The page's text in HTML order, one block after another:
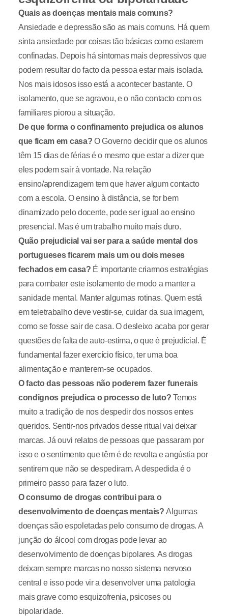
Quais as doenças mentais mais comuns?
Ansiedade e depressão são as mais comuns. Há quem
sinta ansiedade por coisas tão básicas como estarem
confinadas. Depois há sintomas mais depressivos que
podem resultar do facto da pessoa estar mais isolada.
Nos mais idosos isso está a acontecer bastante. O
isolamento, que se agravou, e o não contacto com os
familiares piorou a situação.
De que forma o confinamento prejudica os alunos
que ficam em casa? O Governo decidir que os alunos
têm 15 dias de férias é o mesmo que estar a dizer que
eles podem sair à vontade. Na relação
ensino/aprendizagem tem que haver algum contacto
com a escola. O ensino à distância, se for bem
dinamizado pelo docente, pode ser igual ao ensino
presencial. Mas é um trabalho muito mais duro.
Quão prejudicial vai ser para a saúde mental dos
portugueses ficarem mais um ou dois meses
fechados em casa? É importante criarmos estratégias
para combater este isolamento de modo a manter a
sanidade mental. Manter algumas rotinas. Quem está
em teletrabalho deve vestir-se, cuidar da sua imagem,
como se fosse sair de casa. O desleixo acaba por gerar
questões de falta de auto-estima, o que é prejudicial. É
fundamental fazer exercício físico, ter uma boa
alimentação e manterem-se ocupados.
O facto das pessoas não poderem fazer funerais
condignos prejudica o processo de luto?Temos
muito a tradição de nos despedir dos nossos entes
queridos. Sentir-nos privados desse ritual vai deixar
marcas. Já ouvi relatos de pessoas que passaram por
isso e o sentimento que têm é de revolta e angústia por
sentirem que não se despediram. A despedida é o
primeiro passo para fazer o luto.
O consumo de drogas contribui para o
desenvolvimento de doenças mentais?Algumas
doenças são espoletadas pelo consumo de drogas. A
junção do álcool com drogas pode levar ao
desenvolvimento de doenças bipolares. As drogas
deixam sempre marcas no nosso sistema nervoso
central e isso pode vir a desenvolver uma patologia
mais grave como esquizofrenia, psicoses ou
bipolaridade.